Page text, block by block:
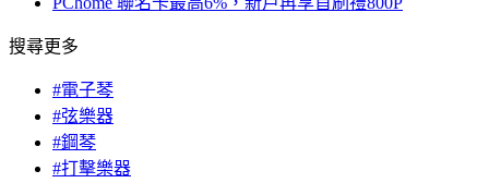
搜尋更多
#電子琴
#弦樂器
#鋼琴
#打擊樂器